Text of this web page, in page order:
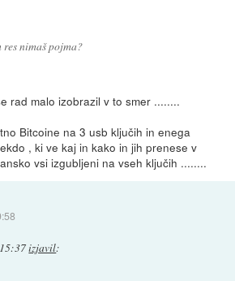
nimaš pojma?
rad malo izobrazil v to smer ........
Bitcoine na 3 usb ključih in enega
, ki ve kaj in kako in jih prenese v
vsi izgubljeni na vseh ključih ........
izjavil: